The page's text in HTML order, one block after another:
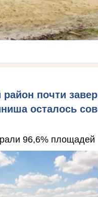
район почти
осталось
96,6% площадей